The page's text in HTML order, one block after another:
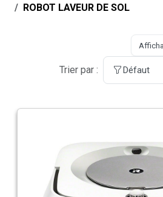
ROBOT LAVEUR DE SOL
Trier par : Défaut